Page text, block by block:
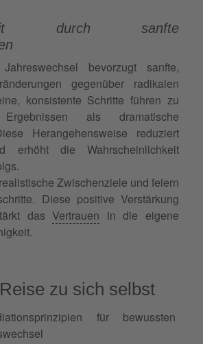
durch sanfte
bevorzugt sanfte,
gegenüber radikalen
konsistente Schritte führen zu
Ergebnissen als dramatische
Herangehensweise reduziert
erhöht die Wahrscheinlichkeit
Zwischenziele und feiern
Diese positive Verstärkung
das Vertrauen in die eigene
zu sich selbst